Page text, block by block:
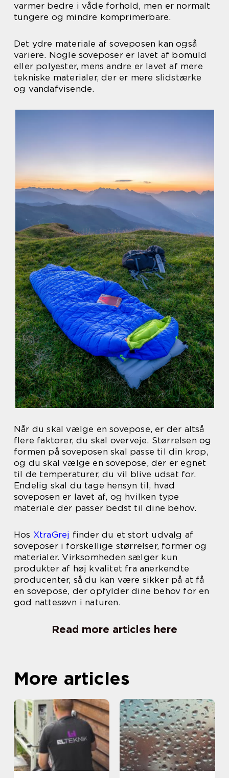
varmer bedre i våde forhold, men er normalt
tungere og mindre komprimerbare.
Det ydre materiale af soveposen kan også
variere. Nogle soveposer er lavet af bomuld
eller polyester, mens andre er lavet af mere
tekniske materialer, der er mere slidstærke
og vandafvisende.
Når du skal vælge en sovepose, er der altså
flere faktorer, du skal overveje. Størrelsen og
formen på soveposen skal passe til din krop,
og du skal vælge en sovepose, der er egnet
til de temperaturer, du vil blive udsat for.
Endelig skal du tage hensyn til, hvad
soveposen er lavet af, og hvilken type
materiale der passer bedst til dine behov.
Hos XtraGrej finder du et stort udvalg af
soveposer i forskellige størrelser, former og
materialer. Virksomheden sælger kun
produkter af høj kvalitet fra anerkendte
producenter, så du kan være sikker på at få
en sovepose, der opfylder dine behov for en
god nattesøvn i naturen.
Read more articles here
More articles